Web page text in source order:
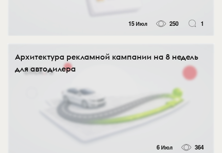
15 Июл 250 1
Архитектура рекламной кампании на 8 недель
для автодилера
6 Июл 364